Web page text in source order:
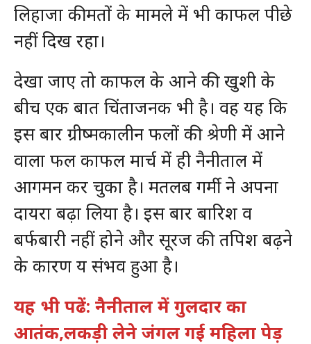
लिहाजा कीमतों के मामले में भी काफल पीछे
नहीं दिख रहा।
देखा जाए तो काफल के आने की खुशी के
बीच एक बात चिंताजनक भी है। वह यह कि
इस बार ग्रीष्मकालीन फलों की श्रेणी में आने
वाला फल काफल मार्च में ही नैनीताल में
आगमन कर चुका है। मतलब गर्मी ने अपना
दायरा बढ़ा लिया है। इस बार बारिश व
बर्फबारी नहीं होने और सूरज की तपिश बढ़ने
के कारण य संभव हुआ है।
यह भी पढें: नैनीताल में गुलदार का
आतंक,लकड़ी लेने जंगल गई महिला पेड़